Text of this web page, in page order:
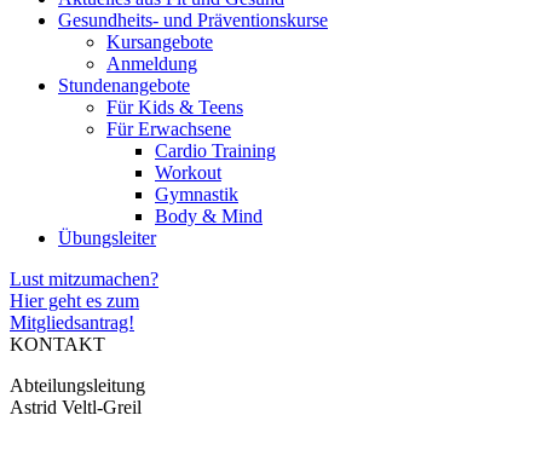
Gesundheits- und Präventionskurse
Kursangebote
Anmeldung
Stundenangebote
Für Kids & Teens
Für Erwachsene
Cardio Training
Workout
Gymnastik
Body & Mind
Übungsleiter
Lust mitzumachen?
Hier geht es zum
Mitgliedsantrag!
KONTAKT
Abteilungsleitung
Astrid Veltl-Greil